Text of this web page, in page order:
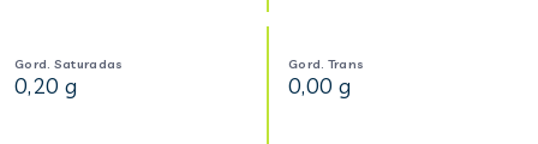
Gord. Saturadas
0,20 g
Gord. Trans
0,00 g